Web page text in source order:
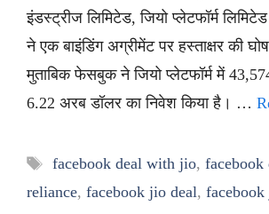
इंडस्ट्रीज लिमिटेड, जियो प्लेटफॉर्म
ने एक बाइंडिंग अग्रीमेंट पर हस्ताक्षर की
मुताबिक फेसबुक ने जियो प्लेटफॉर्म में
6.22 अरब डॉलर का निवेश किया है। …
Tags
facebook deal with jio,
reliance, facebook jio deal,